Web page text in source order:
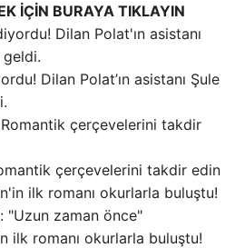
İÇİN BURAYA TIKLAYIN
Dilan Polat’ın asistanı Şule
çerçevelerini takdir edin
ilk romanı okurlarla buluştu!